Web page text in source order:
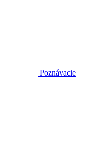
Poznávacie